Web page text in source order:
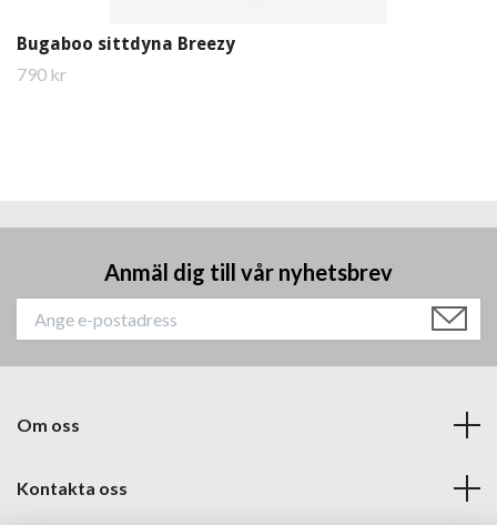
Bugaboo sittdyna Breezy
790 kr
Anmäl dig till vår nyhetsbrev
Om oss
Kontakta oss